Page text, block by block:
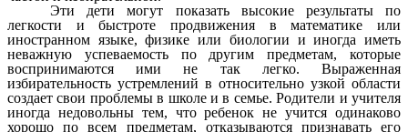
Эти дети могут показать высокие результаты по
легкости и быстроте продвижения в математике или
иностранном языке, физике или биологии и иногда иметь
неважную успеваемость по другим предметам, которые
воспринимаются ими не так легко. Выраженная
избирательность устремлений в относительно узкой области
создает свои проблемы в школе и в семье. Родители и учителя
иногда недовольны тем, что ребенок не учится одинаково
хорошо по всем предметам, отказываются признавать его